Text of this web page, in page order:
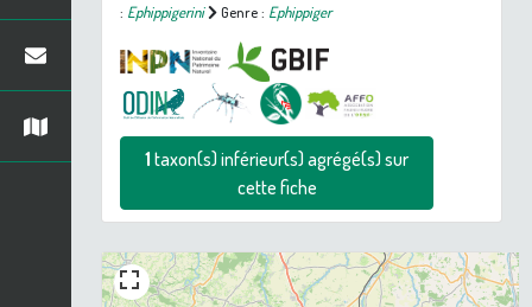
: Ephippigerini Genre : Ephippiger
1taxon(s) inférieur(s) agrégé(s) sur
cette fiche